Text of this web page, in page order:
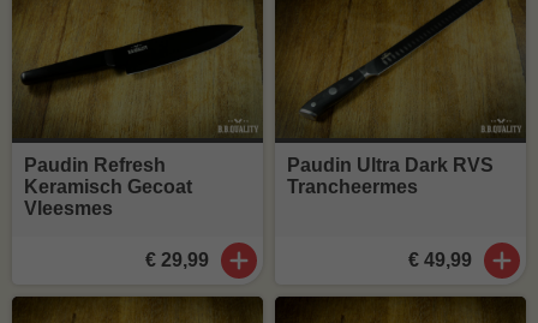
Paudin Refresh
Keramisch Gecoat
Vleesmes
€ 29,99
Paudin Ultra Dark RVS
Trancheermes
€ 49,99